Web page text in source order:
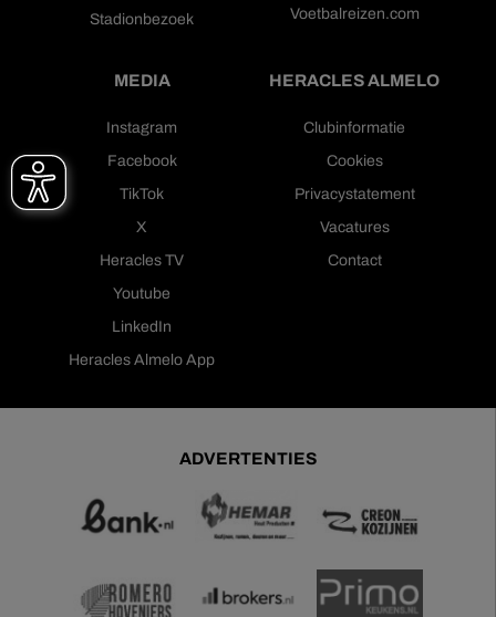
Stadionbezoek
Voetbalreizen.com
MEDIA
Instagram
Facebook
TikTok
X
Heracles TV
Youtube
LinkedIn
Heracles Almelo App
HERACLES ALMELO
Clubinformatie
Cookies
Privacystatement
Vacatures
Contact
ADVERTENTIES